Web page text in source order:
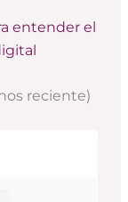
entender el
reciente)